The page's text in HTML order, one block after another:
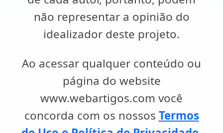
não representar a opinião do
idealizador deste projeto.
Ao acessar qualquer conteúdo ou
página do website
www.webartigos.com você
concorda com os nossos Termos